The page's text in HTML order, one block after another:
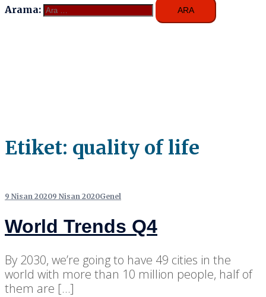
Arama:
Etiket: quality of life
9 Nisan 20209 Nisan 2020Genel
World Trends Q4
By 2030, we’re going to have 49 cities in the
world with more than 10 million people, half of
them are […]